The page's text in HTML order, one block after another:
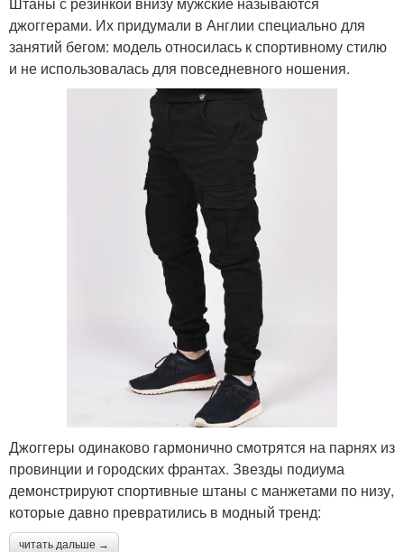
джоггерами. Их придумали в Англии специально для
занятий бегом: модель относилась к спортивному стилю
и не использовалась для повседневного ношения.
Джоггеры одинаково гармонично смотрятся на парнях из
провинции и городских франтах. Звезды подиума
демонстрируют спортивные штаны с манжетами по низу,
которые давно превратились в модный тренд:
читать дальше →